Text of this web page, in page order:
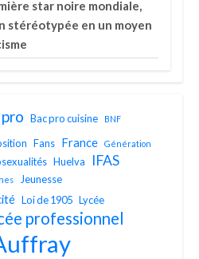
star noire mondiale,
stéréotypée en un moyen
Bac pro cuisine BNF
Fans France Génération
Huelva
IFAS
Jeunesse
Loi de 1905 Lycée
professionnel